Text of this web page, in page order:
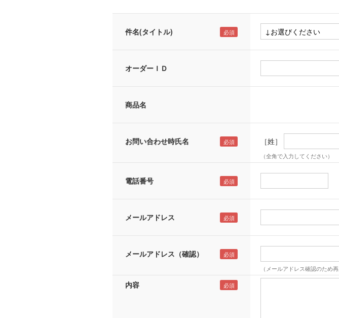
件名(タイトル)
オーダーＩＤ
商品名
お問い合わせ時氏名 ［姓］
（全角で入力してください）
電話番号
メールアドレス
メールアドレス（確認）
（メールアドレス確認のため
内容